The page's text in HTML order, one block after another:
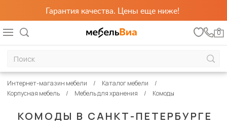
Гарантия качества. Цены еще ниже!
0
КОМОДЫ В САНКТ-ПЕТЕРБУРГЕ
Интернет-магазин мебели
Каталог мебели
Корпусная мебель
Мебель для хранения Комоды